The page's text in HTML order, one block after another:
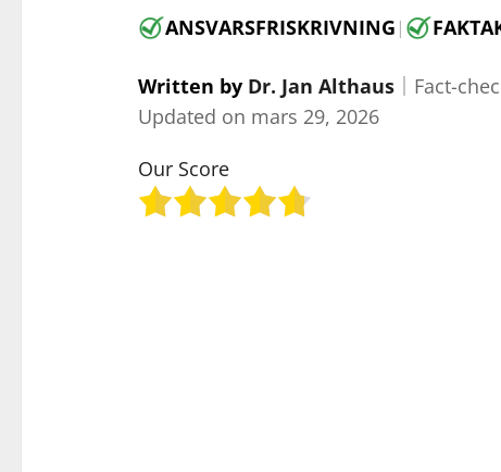
ANSVARSFRISKRIVNING |
Written by Dr. Jan Althaus｜ Fact-
Updated on mars 29, 2026
Our Score